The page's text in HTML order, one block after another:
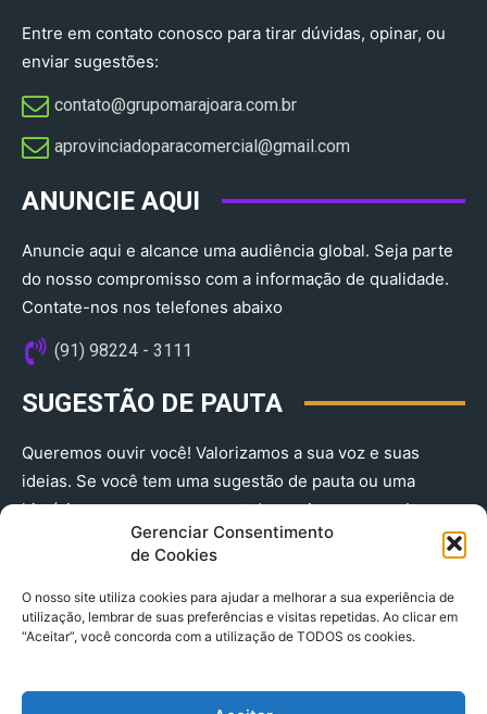
Gerenciar Consentimento
de Cookies
O nosso site utiliza cookies para ajudar a melhorar a sua experiência de
utilização, lembrar de suas preferências e visitas repetidas. Ao clicar em
“Aceitar”, você concorda com a utilização de TODOS os cookies.
Entre em contato conosco para tirar dúvidas, opinar, ou
enviar sugestões:
contato@grupomarajoara.com.br
aprovinciadoparacomercial@gmail.com​
ANUNCIE AQUI
Anuncie aqui e alcance uma audiência global. Seja parte
do nosso compromisso com a informação de qualidade.
Contate-nos nos telefones abaixo
(91) 98224 - 3111
SUGESTÃO DE PAUTA
Queremos ouvir você! Valorizamos a sua voz e suas
ideias. Se você tem uma sugestão de pauta ou uma
história que merece ser contada, envie-nos agora!
(91) 98224 - 3111